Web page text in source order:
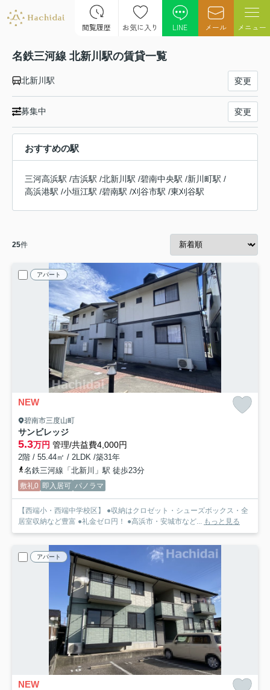
閲覧履歴 お気に入り LINE メール メニュー
名鉄三河線 北新川駅の賃貸一覧
北新川駅 変更
募集中 変更
おすすめの駅
三河高浜駅 /吉浜駅 /北新川駅 /碧南中央駅 /新川町駅 /
高浜港駅 /小垣江駅 /碧南駅 /刈谷市駅 /東刈谷駅
25件
アパート
NEW
碧南市三度山町
サンビレッジ
5.3万円 管理/共益費4,000円
2階 / 55.44㎡ / 2LDK /築31年
名鉄三河線「北新川」駅 徒歩23分
敷礼0 即入居可 パノラマ
【西端小・西端中学校区】 ●収納はクロゼット・シューズボックス・全
居室収納など豊富 ●礼金ゼロ円！ ●高浜市・安城市など...
もっと見る
アパート
NEW